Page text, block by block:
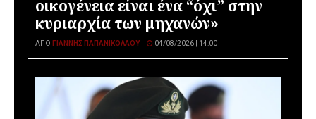
οικογένεια είναι ένα “όχι” στην
κυριαρχία των μηχανών»
ΑΠΌ ΓΙΆΝΝΗΣ ΠΑΠΑΝΙΚΟΛΆΟΥ 04/08/2026 | 14:00